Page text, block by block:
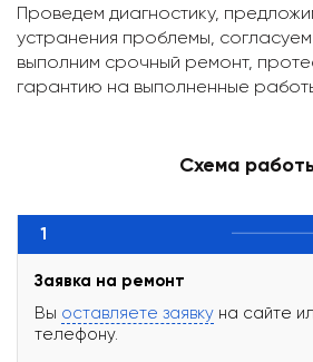
Проведем диагностику,
устранения проблемы, согласуем
выполним срочный ремонт,
гарантию на выполненные
Схема
1
Заявка на ремонт
Вы оставляете заявку на сайте
телефону.